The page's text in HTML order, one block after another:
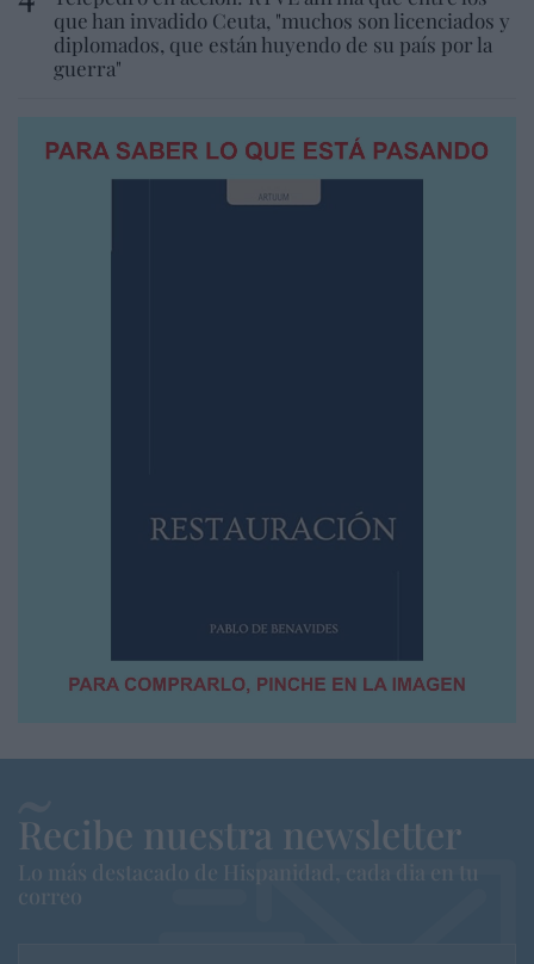
que han invadido Ceuta, "muchos son licenciados y
diplomados, que están huyendo de su país por la
guerra"
Recibe nuestra newsletter
Lo más destacado de Hispanidad, cada dia en tu
correo